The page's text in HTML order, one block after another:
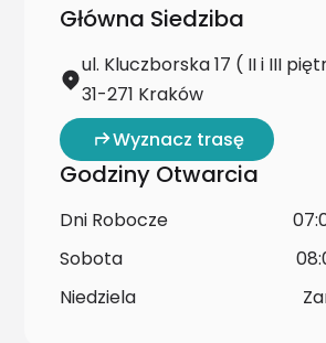
Główna Siedziba
ul. Kluczborska 17 ( II i III
31-271 Kraków
Wyznacz trasę
Godziny Otwarcia
Dni Robocze
Sobota
Niedziela